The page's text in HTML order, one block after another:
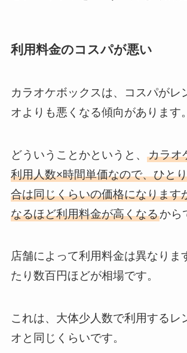
利用料金のコスパが悪い
カラオケボックスは、コスパがレ
オよりも悪くなる傾向があります。
どういうことかというと、 カラオ
利用人数×時間単価なので、ひと
合は同じくらいの価格になります
なるほど利用料金が高くなるから
店舗によって利用料金は異なりま
たり数百円ほどが相場です。
これは、大体少人数で利用するレ
オと同じくらいです。